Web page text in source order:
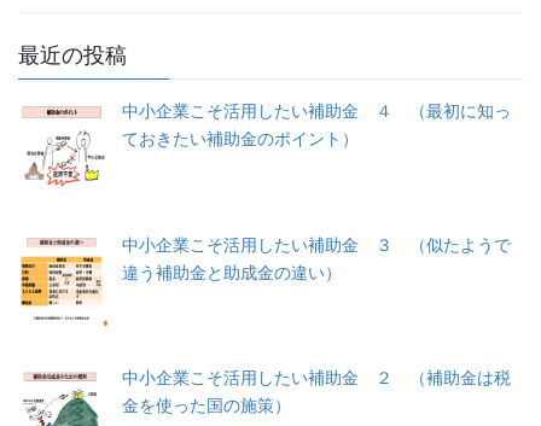
最近の投稿
中小企業こそ活用したい補助金 ４ （最初に知っ
ておきたい補助金のポイント）
中小企業こそ活用したい補助金 ３ （似たようで
違う補助金と助成金の違い）
中小企業こそ活用したい補助金 ２ （補助金は税
金を使った国の施策）